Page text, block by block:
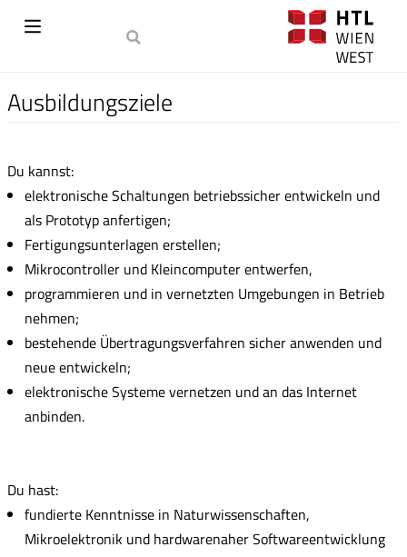
Ausbildungsziele
Du kannst:
elektronische Schaltungen betriebssicher entwickeln und
als Prototyp anfertigen;
Fertigungsunterlagen erstellen;
Mikrocontroller und Kleincomputer entwerfen,
programmieren und in vernetzten Umgebungen in Betrieb
nehmen;
bestehende Übertragungsverfahren sicher anwenden und
neue entwickeln;
elektronische Systeme vernetzen und an das Internet
anbinden.
Du hast:
fundierte Kenntnisse in Naturwissenschaften,
Mikroelektronik und hardwarenaher Softwareentwicklung